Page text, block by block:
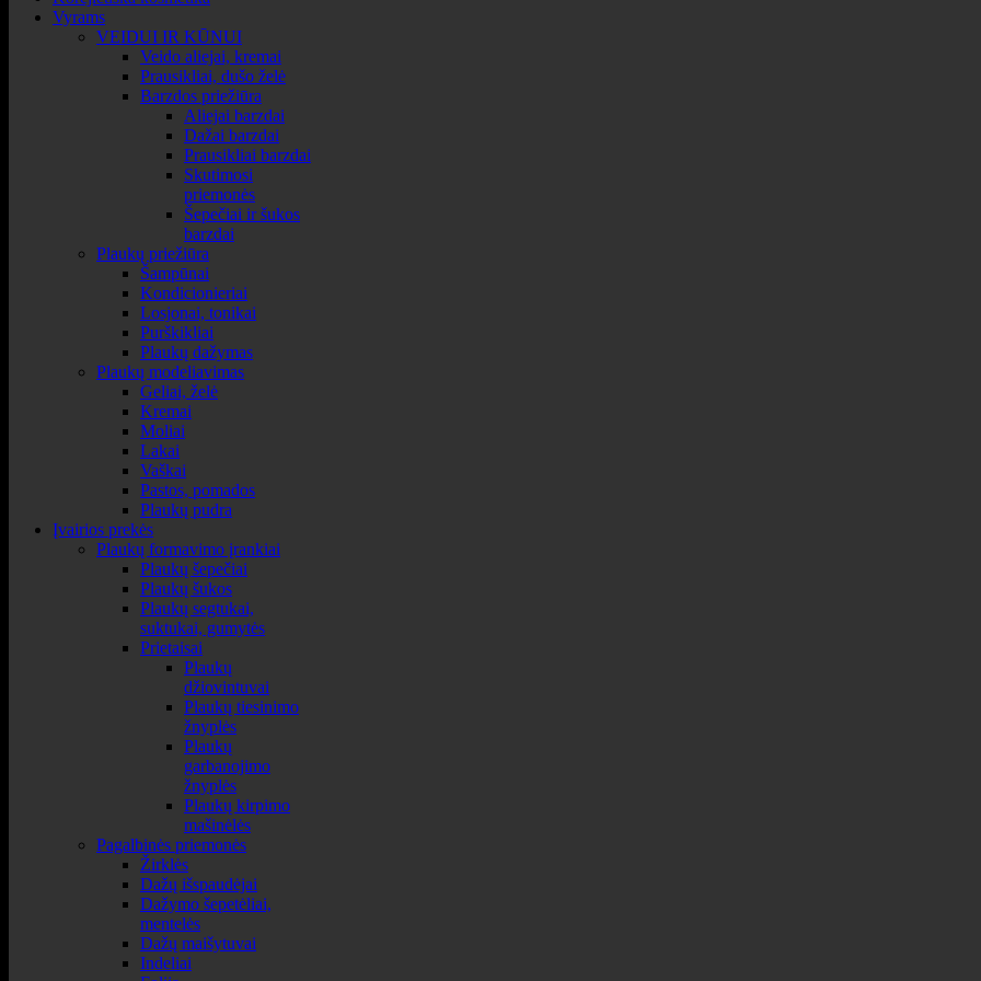
Vyrams
VEIDUI IR KŪNUI
Veido aliejai, kremai
Prausikliai, dušo želė
Barzdos priežiūra
Aliejai barzdai
Dažai barzdai
Prausikliai barzdai
Skutimosi
priemonės
Šepečiai ir šukos
barzdai
Plaukų priežiūra
Šampūnai
Kondicionieriai
Losjonai, tonikai
Purškikliai
Plaukų dažymas
Plaukų modeliavimas
Geliai, želė
Kremai
Moliai
Lakai
Vaškai
Pastos, pomados
Plaukų pudra
Įvairios prekės
Plaukų formavimo įrankiai
Plaukų šepečiai
Plaukų šukos
Plaukų segtukai,
suktukai, gumytės
Prietaisai
Plaukų
džiovintuvai
Plaukų tiesinimo
žnyplės
Plaukų
garbanojimo
žnyplės
Plaukų kirpimo
mašinėlės
Pagalbinės priemonės
Žirklės
Dažų išspaudėjai
Dažymo šepetėliai,
mentelės
Dažų maišytuvai
Indeliai